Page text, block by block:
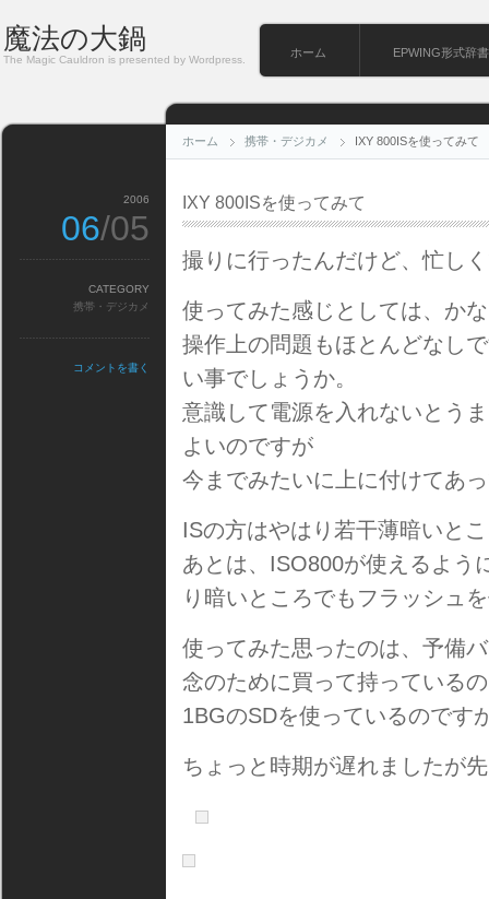
魔法の大鍋
The Magic Cauldron is presented by Wordpress.
ホーム EPWING形式辞書
ホーム 携帯・デジカメ IXY 800ISを使ってみて
IXY 800ISを使ってみて
撮りに行ったんだけど、忙し
使ってみた感じとしては、か
操作上の問題もほとんどなし
い事でしょうか。
意識して電源を入れないとう
よいのですが
今までみたいに上に付けてあ
ISの方はやはり若干薄暗いと
あとは、ISO800が使えるよう
り暗いところでもフラッシュ
使ってみた思ったのは、予備
念のために買って持っている
1BGのSDを使っているのです
ちょっと時期が遅れましたが
2006
06/05
CATEGORY
携帯・デジカメ
コメントを書く